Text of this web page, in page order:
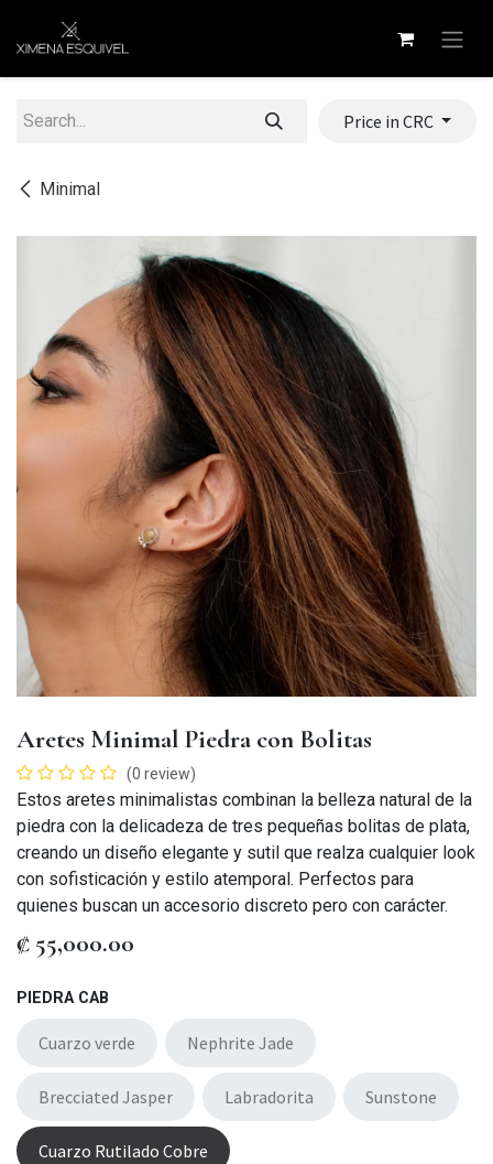
Minimal
Price in CRC
Aretes Minimal Piedra con Bolitas
(0 review)
Estos aretes minimalistas combinan la belleza natural de la
piedra con la delicadeza de tres pequeñas bolitas de plata,
creando un diseño elegante y sutil que realza cualquier look
con sofisticación y estilo atemporal. Perfectos para
quienes buscan un accesorio discreto pero con carácter.
₡ 55,000.00
PIEDRA CAB
Cuarzo verde Nephrite Jade
Brecciated Jasper Labradorita Sunstone
Cuarzo Rutilado Cobre